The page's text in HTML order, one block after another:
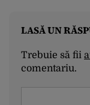
LASĂ UN
Trebuie să fii
comentariu.